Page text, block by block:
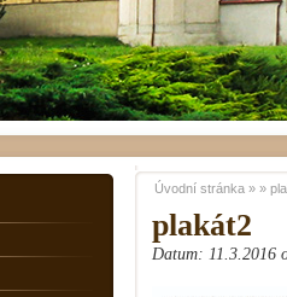
plakát2
Datum: 11.3.2016
Úvodní stránka » »